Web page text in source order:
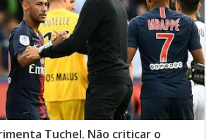
Tuchel. Não criticar o